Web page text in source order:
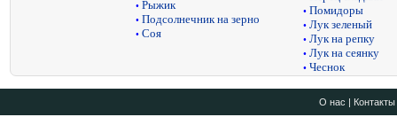
• Рыжик
• Подсолнечник на зерно
• Соя
• Помидоры
• Лук зеленый
• Лук на репку
• Лук на сеянку
• Чеснок
О нас | Контакты